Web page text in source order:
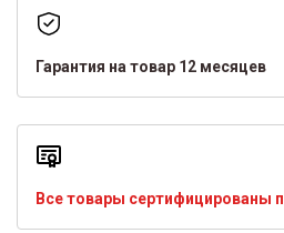
Гарантия на товар 12 месяцев
Все товары сертифицированы